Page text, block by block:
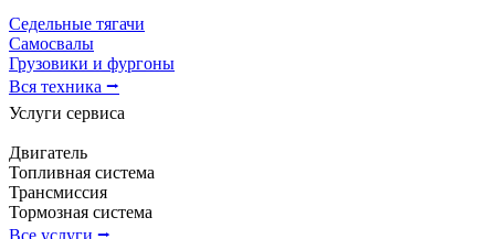
Седельные тягачи
Самосвалы
Грузовики и фургоны
Вся техника ⭢
Услуги сервиса
Двигатель
Топливная система
Трансмиссия
Тормозная система
Все услуги ⭢